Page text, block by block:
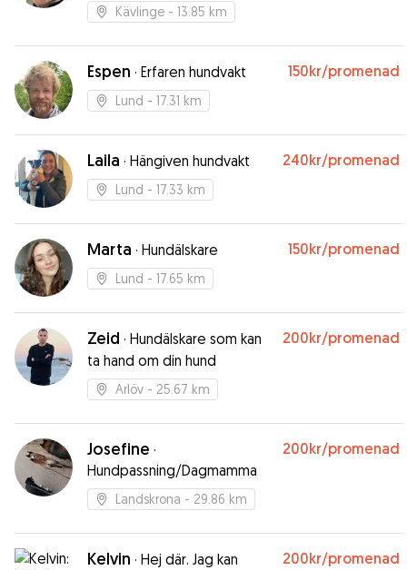
Kävlinge - 13.85 km
Espen · Erfaren hundvakt 150kr/promenad
Lund - 17.31 km
Laila · Hängiven hundvakt 240kr/promenad
Lund - 17.33 km
Marta · Hundälskare 150kr/promenad
Lund - 17.65 km
Zeid · Hundälskare som kan
ta hand om din hund
200kr/promenad
Arlöv - 25.67 km
Josefine ·
Hundpassning/Dagmamma
200kr/promenad
Landskrona - 29.86 km
Kelvin · Hej där. Jag kan
200kr/promenad